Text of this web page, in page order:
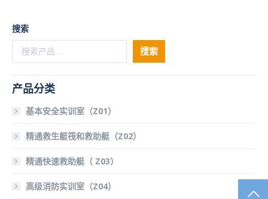
搜索
搜索
产品分类
基本安全实训室（Z01）
精通救生艇筏和救助艇（Z02）
精通快速救助艇（ Z03）
高级消防实训室（Z04）